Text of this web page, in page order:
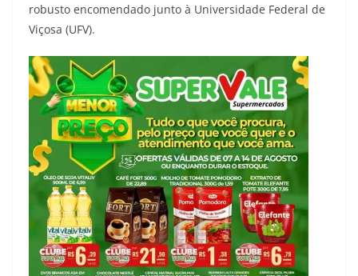
robusto encomendado junto à Universidade Federal de
Viçosa (UFV).